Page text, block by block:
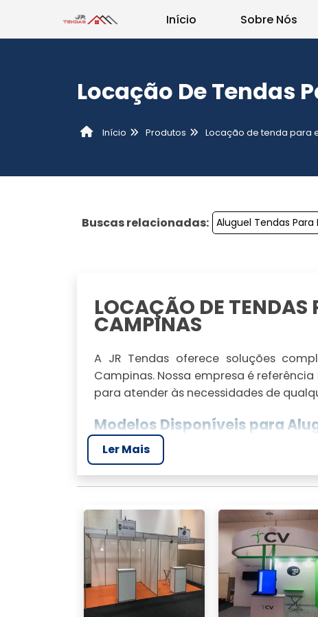
Início Sobre Nós
Locação De Tendas
Início Produtos Locação de tenda para
Buscas relacionadas: Aluguel Tendas Para
LOCAÇÃO DE TENDAS
CAMPINAS
A JR Tendas oferece soluções
Campinas. Nossa empresa é
para atender às necessidades de
Modelos Disponíveis para
Oferecemos diversos modelos,
que garantem um toque especial ao
Tamanhos de Tendas para
Disponibilizamos tamanhos
proporções, desde pequenas festas a
POR QUE ESCOLHER
Ler Mais